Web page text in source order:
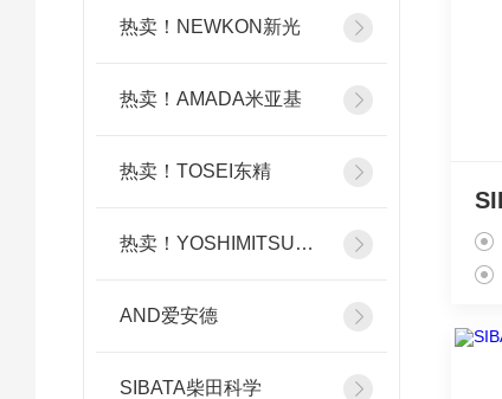
热卖！NEWKON新光
热卖！AMADA米亚基
热卖！TOSEI东精
热卖！YOSHIMITSU小平
AND爱安德
SIBATA柴田科学